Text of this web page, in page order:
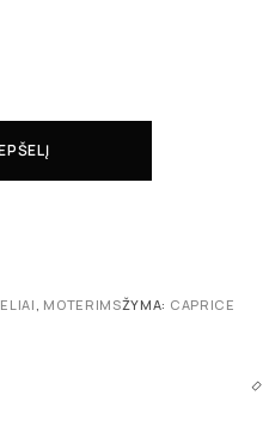
MOTERIMSŽYMA: CAPRICE